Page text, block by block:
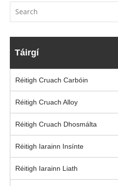
Táirgí
Réitigh Cruach Carbóin
Réitigh Cruach Alloy
Réitigh Cruach Dhosmálta
Réitigh Iarainn Insínte
Réitigh Iarainn Liath